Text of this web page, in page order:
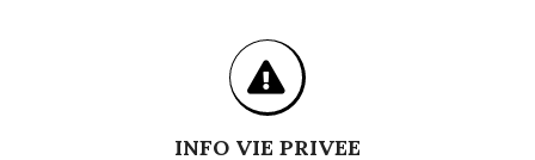
INFO VIE PRIVEE